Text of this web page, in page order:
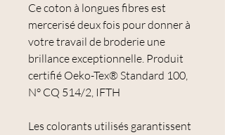
Ce coton à longues fibres est
mercerisé deux fois pour donner à
votre travail de broderie une
brillance exceptionnelle. Produit
certifié Oeko-Tex® Standard 100,
N° CQ 514/2, IFTH
Les colorants utilisés garantissent